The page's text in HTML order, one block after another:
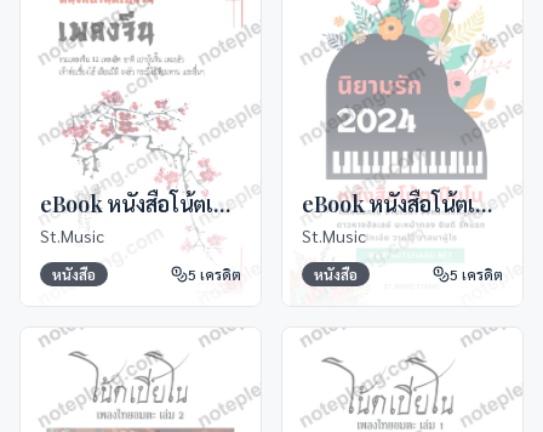
eBook หนังสือโน้ตเปียโนเพลงจีน
St.Music
หนังสือ 5 เครดิต
eBook หนังสือโน้ตเปียโนนิยามรัก 2024
St.Music
หนังสือ 5 เครดิต